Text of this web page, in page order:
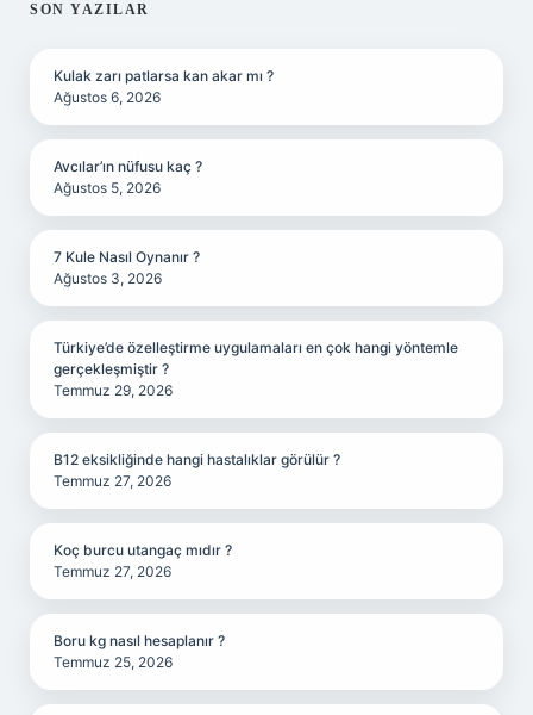
SIDEBAR
SON YAZILAR
Kulak zarı patlarsa kan akar mı ?
Ağustos 6, 2026
Avcılar’ın nüfusu kaç ?
Ağustos 5, 2026
7 Kule Nasıl Oynanır ?
Ağustos 3, 2026
Türkiye’de özelleştirme uygulamaları en çok hangi yöntemle
gerçekleşmiştir ?
Temmuz 29, 2026
B12 eksikliğinde hangi hastalıklar görülür ?
Temmuz 27, 2026
Koç burcu utangaç mıdır ?
Temmuz 27, 2026
Boru kg nasıl hesaplanır ?
Temmuz 25, 2026